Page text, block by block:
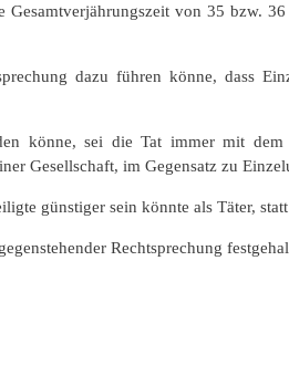
von 35 bzw.
dazu führen könne, dass
könne, sei die Tat immer mit dem
Gesellschaft, im Gegensatz zu
günstiger sein könnte als Täter,
Rechtsprechung